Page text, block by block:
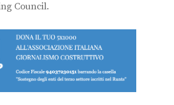
Council.